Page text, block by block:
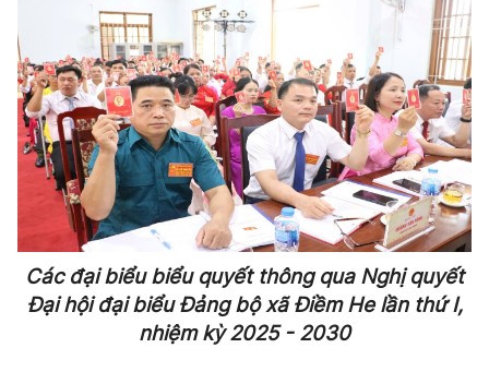
Các đại biểu biểu quyết thông qua Nghị quyết
Đại hội đại biểu Đảng bộ xã Điềm He lần thứ I,
nhiệm kỳ 2025 - 2030